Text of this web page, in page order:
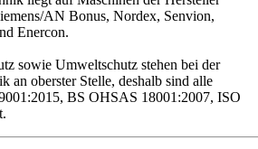
AN Bonus, Nordex, Senvion,
Enercon.
sowie Umweltschutz stehen bei der
an oberster Stelle, deshalb sind alle
BS OHSAS 18001:2007, ISO